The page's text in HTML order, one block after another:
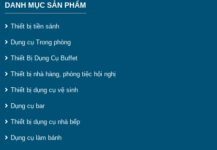
DANH MỤC SẢN PHẨM
Thiết bị tiền sảnh
Dụng cụ Trong phòng
Thiết Bị Dụng Cụ Buffet
Thiết bị nhà hàng, phòng tiệc hội nghị
Thiết bị dụng cụ vệ sinh
Dụng cụ bar
Thiết bị dụng cụ nhà bếp
Dụng cụ làm bánh